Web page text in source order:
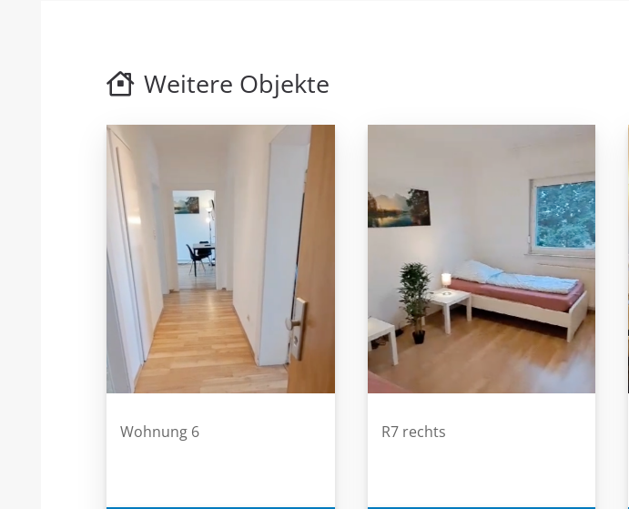
Weitere Objekte
Wohnung 6 R7 rechts